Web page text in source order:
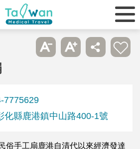
7775629
化縣鹿港鎮中山路400-1號
俗手工扇鹿港自清代以來經濟發達